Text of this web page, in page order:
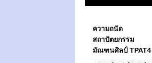
ความถนัด
สถาปัตยกรรม
มัณฑนศิลป์ TPAT4